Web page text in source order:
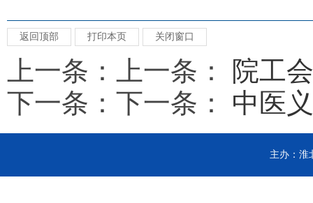
返回顶部 打印本页 关闭窗口
上一条：上一条： 院工
下一条：下一条： 中医
主办：淮